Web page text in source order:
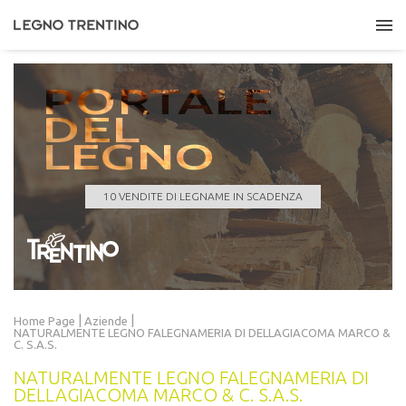
PORTALE
DEL
LEGNO
10 VENDITE DI LEGNAME IN SCADENZA
COMUNE DI GIUSTINO
Quantità
647,000 m³
Data scadenza
10/08/2026 11:00:00
Home Page Aziende
NATURALMENTE LEGNO FALEGNAMERIA DI DELLAGIACOMA MARCO &
C. S.A.S.
NATURALMENTE LEGNO FALEGNAMERIA DI
DELLAGIACOMA MARCO & C. S.A.S.